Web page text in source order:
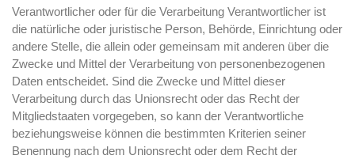
Verantwortlicher oder für die Verarbeitung Verantwortlicher ist
die natürliche oder juristische Person, Behörde, Einrichtung oder
andere Stelle, die allein oder gemeinsam mit anderen über die
Zwecke und Mittel der Verarbeitung von personenbezogenen
Daten entscheidet. Sind die Zwecke und Mittel dieser
Verarbeitung durch das Unionsrecht oder das Recht der
Mitgliedstaaten vorgegeben, so kann der Verantwortliche
beziehungsweise können die bestimmten Kriterien seiner
Benennung nach dem Unionsrecht oder dem Recht der